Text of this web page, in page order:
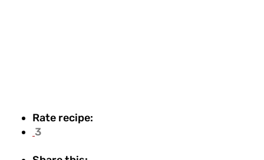
Rate recipe:
3